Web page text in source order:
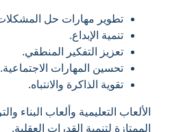
تطوير مهارات حل
تنمية الإبداع.
تعزيز التفكير المنطقي.
تحسين المهارات الاجتماعية.
تقوية الذاكرة والانتباه.
الألعاب التعليمية وألعاب البناء
الممتازة لتنمية القدرات العقلية.